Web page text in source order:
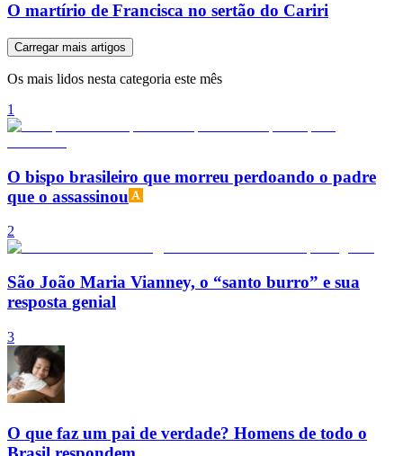
O martírio de Francisca no sertão do Cariri
Carregar mais artigos
Os mais lidos nesta categoria este mês
1
O bispo brasileiro que morreu perdoando o padre
que o assassinou
2
São João Maria Vianney, o “santo burro” e sua
resposta genial
3
O que faz um pai de verdade? Homens de todo o